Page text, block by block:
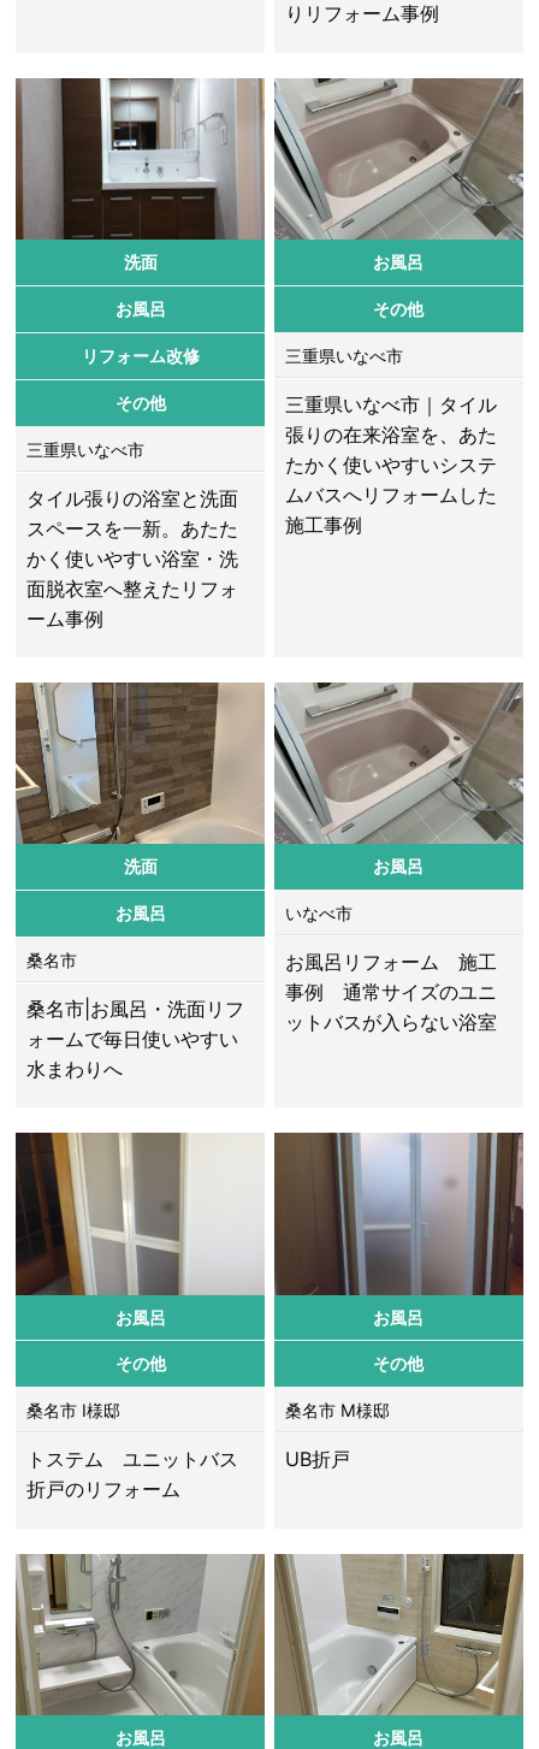
りリフォーム事例
洗面
お風呂
リフォーム改修
その他
三重県いなべ市
タイル張りの浴室と洗面
スペースを一新。あたた
かく使いやすい浴室・洗
面脱衣室へ整えたリフォ
ーム事例
お風呂
その他
三重県いなべ市
三重県いなべ市｜タイル
張りの在来浴室を、あた
たかく使いやすいシステ
ムバスへリフォームした
施工事例
洗面
お風呂
桑名市
桑名市|お風呂・洗面リフ
ォームで毎日使いやすい
水まわりへ
お風呂
いなべ市
お風呂リフォーム 施工
事例 通常サイズのユニ
ットバスが入らない浴室
お風呂
その他
桑名市 I様邸
トステム ユニットバス
折戸のリフォーム
お風呂
その他
桑名市 M様邸
UB折戸
お風呂 お風呂